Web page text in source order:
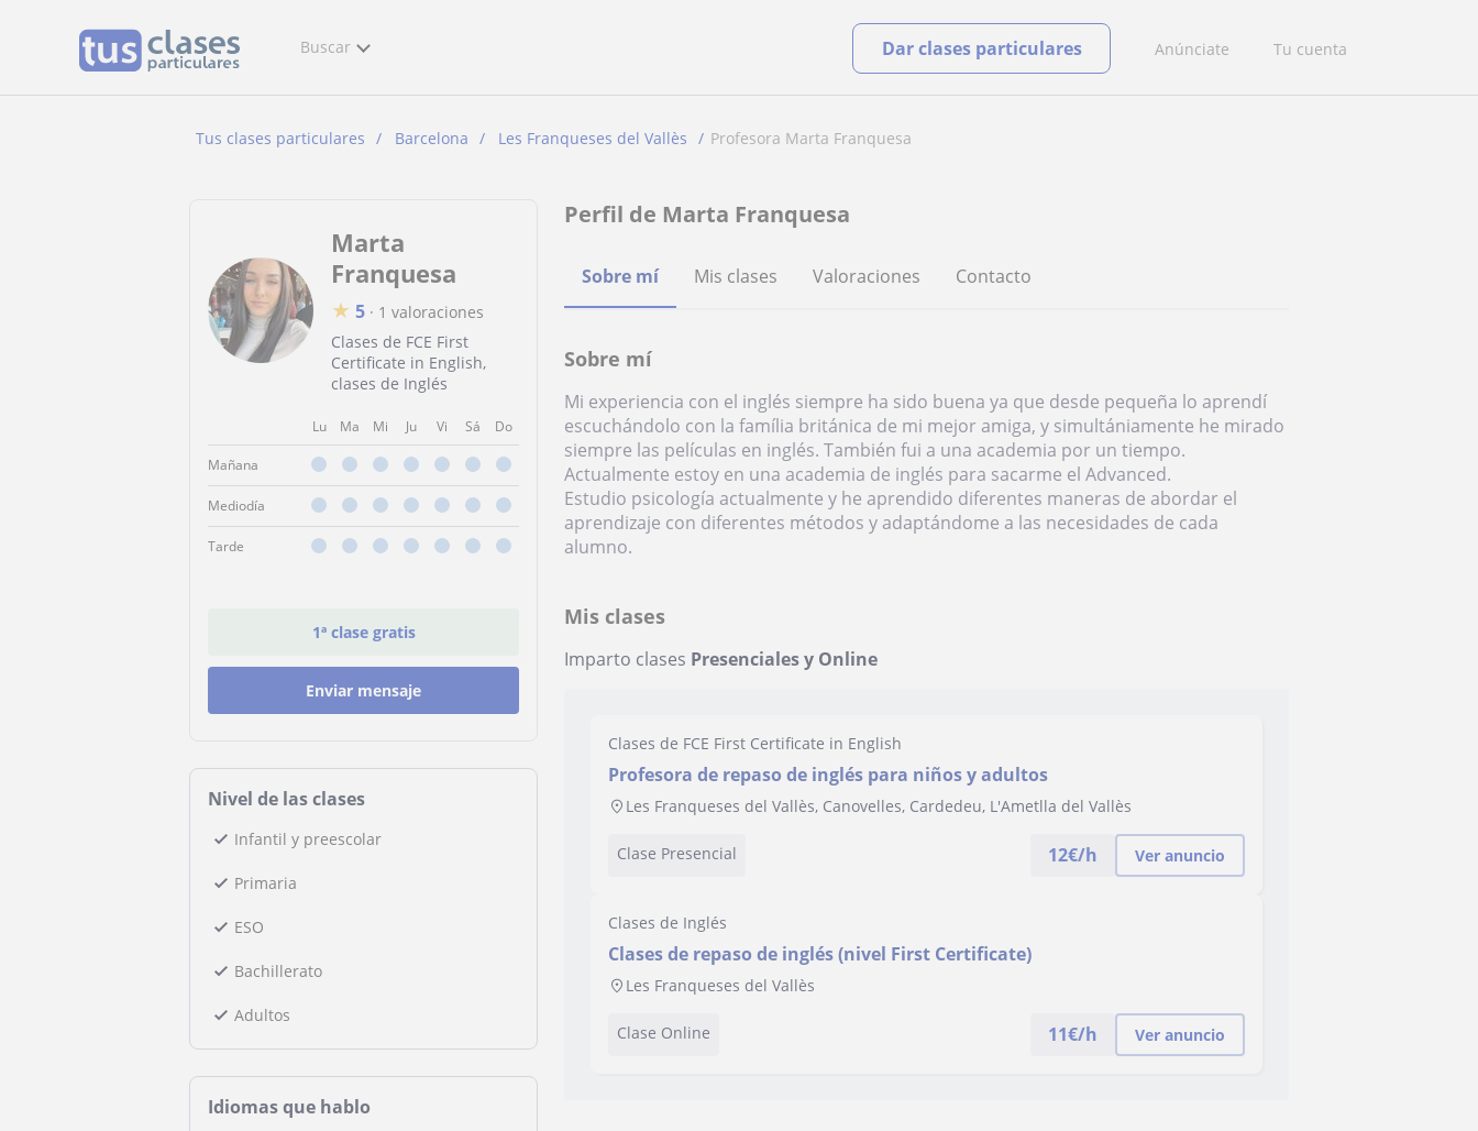
Buscar Anúnciate Tu cuenta
Dar clases particulares
Tus clases particulares Barcelona Les Franqueses del Vallès Profesora Marta Franquesa
Marta
Franquesa
★ 5 · 1 valoraciones
Clases de FCE First
Certificate in English,
clases de Inglés
Lu Ma Mi Ju Vi Sá Do
Mañana
Mediodía
Tarde
1ª clase gratis
Enviar mensaje
Nivel de las clases
Infantil y preescolar
Primaria
ESO
Bachillerato
Adultos
Idiomas que hablo
Perfil de Marta Franquesa
Sobre mí Mis clases Valoraciones Contacto
Sobre mí
Mi experiencia con el inglés siempre ha sido buena ya que desde pequeña lo aprendí
escuchándolo con la família británica de mi mejor amiga, y simultániamente he mirado
siempre las películas en inglés. También fui a una academia por un tiempo.
Actualmente estoy en una academia de inglés para sacarme el Advanced.
Estudio psicología actualmente y he aprendido diferentes maneras de abordar el
aprendizaje con diferentes métodos y adaptándome a las necesidades de cada
alumno.
Mis clases
Imparto clases Presenciales y Online
Clases de FCE First Certificate in English
Profesora de repaso de inglés para niños y adultos
Les Franqueses del Vallès, Canovelles, Cardedeu, L'Ametlla del Vallès
Clase Presencial 12€/h Ver anuncio
Clases de Inglés
Clases de repaso de inglés (nivel First Certificate)
Les Franqueses del Vallès
Clase Online 11€/h Ver anuncio